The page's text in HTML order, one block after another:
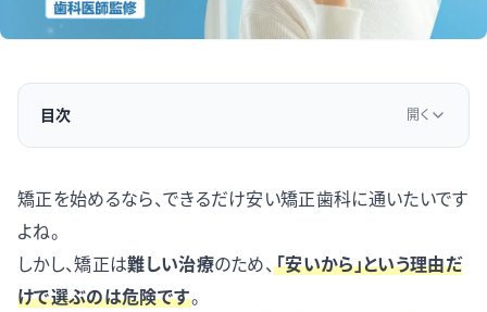
目次 開く
矯正を始めるなら、できるだけ安い矯正歯科に通いたいです
よね。
しかし、矯正は難しい治療のため、「安いから」という理由だ
けで選ぶのは危険です。